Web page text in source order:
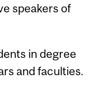
speakers of
in degree
and faculties.